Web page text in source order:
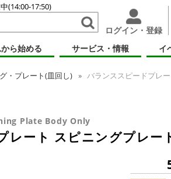
(14:00-17:50)
ログイン・登録
ら始める サービス・情報 イ
・プレート(皿回し)
バランススピードプレ
Plate Body Only
レート スピニングプレー